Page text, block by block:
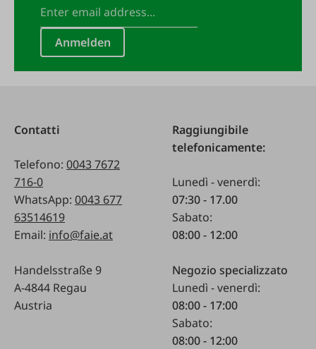
Anmelden
Contatti
Telefono: 0043 7672
716-0
WhatsApp: 0043 677
63514619
Email: info@faie.at
Handelsstraße 9
A-4844 Regau
Austria
Raggiungibile
telefonicamente:
Lunedì - venerdì:
07:30 - 17.00
Sabato:
08:00 - 12:00
Negozio specializzato
Lunedì - venerdì:
08:00 - 17:00
Sabato:
08:00 - 12:00